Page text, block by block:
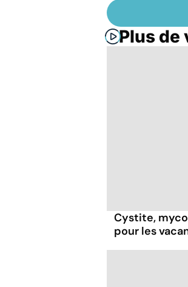
Plus de
Cystite,
pour les